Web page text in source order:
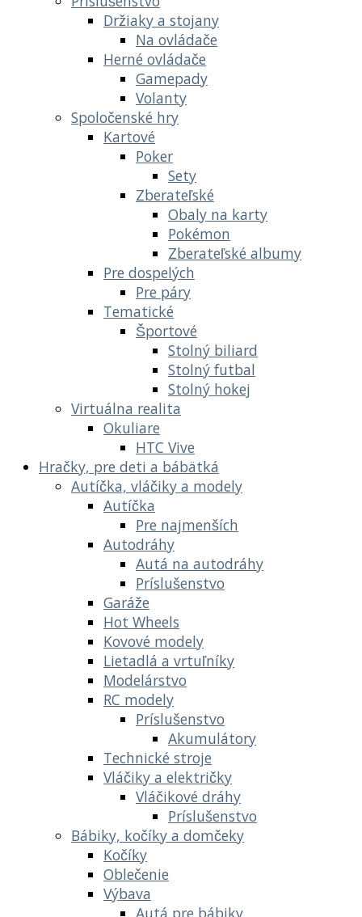
Držiaky a stojany
Na ovládače
Herné ovládače
Gamepady
Volanty
Spoločenské hry
Kartové
Poker
Sety
Zberateľské
Obaly na karty
Pokémon
Zberateľské albumy
Pre dospelých
Pre páry
Tematické
Športové
Stolný biliard
Stolný futbal
Stolný hokej
Virtuálna realita
Okuliare
HTC Vive
Hračky, pre deti a bábätká
Autíčka, vláčiky a modely
Autíčka
Pre najmenších
Autodráhy
Autá na autodráhy
Príslušenstvo
Garáže
Hot Wheels
Kovové modely
Lietadlá a vrtuľníky
Modelárstvo
RC modely
Príslušenstvo
Akumulátory
Technické stroje
Vláčiky a električky
Vláčikové dráhy
Príslušenstvo
Bábiky, kočíky a domčeky
Kočíky
Oblečenie
Výbava
Autá pre bábiky